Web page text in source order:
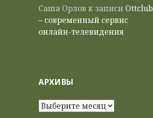
Саша Орлов к записи Ottclub
– современный сервис
онлайн-телевидения
АРХИВЫ
Архивы